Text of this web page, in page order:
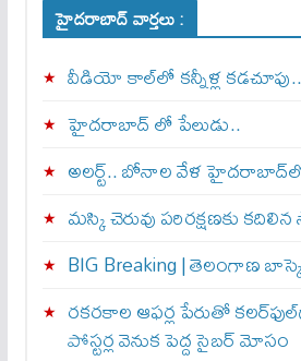
హైదరాబాద్ వార్తలు :
వీడియో కాల్‌లో కన్నీళ్ల కడచూపు..
హైదరాబాద్ లో పేలుడు..
అలర్ట్‌.. బోనాల వేళ హైదరాబాద్‌లో
మస్కి చెరువు పరిరక్షణకు కదిలిన
BIG Breaking | తెలంగాణ
రకరకాల ఆఫర్ల పేరుతో
పోస్టర్ల వెనుక పెద్ద సైబర్ మోసం